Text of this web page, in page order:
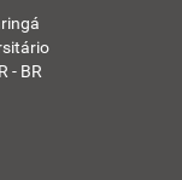
- BR